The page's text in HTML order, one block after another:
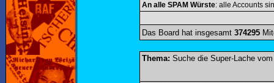
An alle SPAM Würste: alle Accounts
Das Board hat insgesamt 374295
Thema: Suche die Super-Lache